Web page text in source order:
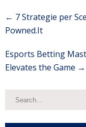
Post
navigation
← 7 Strategie per
Powned.It
Esports Betting
Elevates the Game →